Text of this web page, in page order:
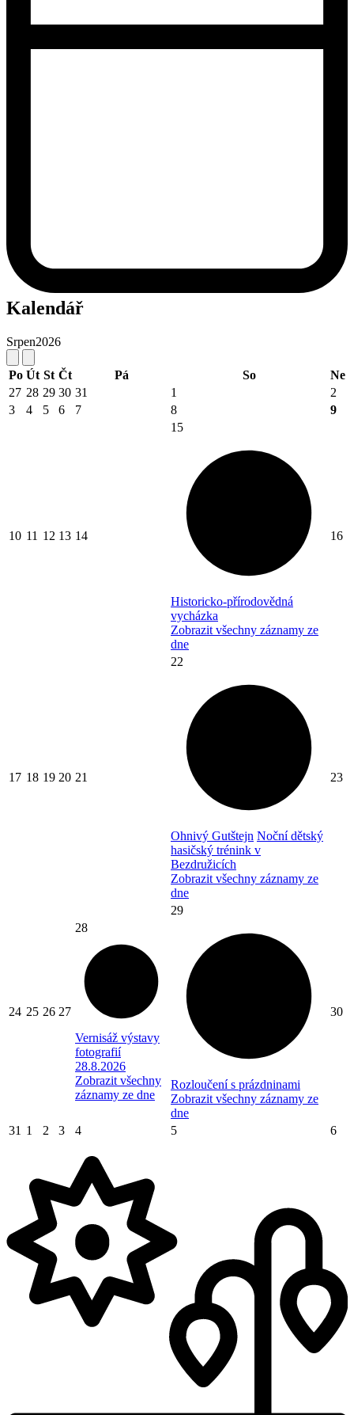
Kalendář
Srpen2026
Po Út St Čt Pá So
Ne
27 28 29 30 31 1
2
3
4 5 6 7 8 9
10 11 12 13 14
15
Historicko-přírodovědná
vycházka
Zobrazit všechny záznamy ze
dne
16
17 18 19 20 21
22
Ohnivý Gutštejn Noční dětský
hasičský trénink v
Bezdružicích
Zobrazit všechny záznamy ze
dne
23
24 25 26 27
28
Vernisáž výstavy
fotografií
28.8.2026
Zobrazit všechny
záznamy ze dne
29
Rozloučení s prázdninami
Zobrazit všechny záznamy ze
dne
30
31 1 2 3 4 5 6